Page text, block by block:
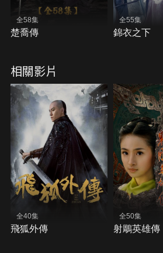
全58集
楚喬傳
全55集
錦衣之下
相關影片
全40集
飛狐外傳
全50集
射鵰英雄傳